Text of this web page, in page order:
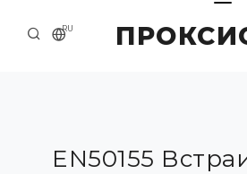
RU
О КОМПАНИИ
EN50155